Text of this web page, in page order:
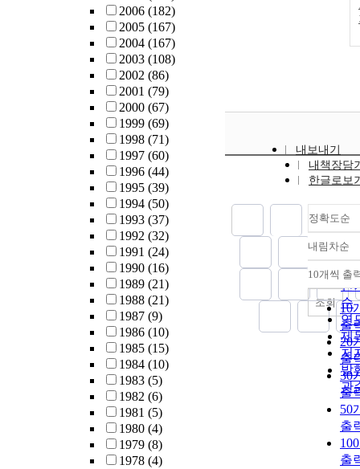
2006 (182)
2005 (167)
2004 (167)
2003 (108)
2002 (86)
2001 (79)
2000 (67)
1999 (69)
1998 (71)
1997 (60)
1996 (44)
1995 (39)
1994 (50)
1993 (37)
1992 (32)
1991 (24)
1990 (16)
1989 (21)
1988 (21)
1987 (9)
1986 (10)
1985 (15)
1984 (10)
1983 (5)
1982 (6)
1981 (5)
1980 (4)
1979 (8)
1978 (4)
내보내기
내책장담
한글로보
정확도순
정
순
인
순
연
제
저
발
관
내림차순
내
10개씩 출
10
출
20
출
30
출
50
출
출
조회